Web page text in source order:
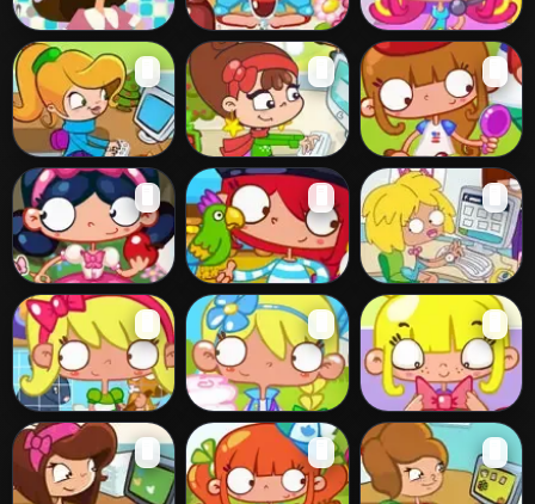
Restaurant
Slacking
Dinner Party
Slacking
Pop Star
Slacking
Office Slacking 6 Christmas
Slacking
Independence
Day Slacking
Fairy Tale
Slacking
Pirate Slacking Office Slacking 4
Pet Store
Slacking
Theme Park
Slacking
Mother's Day
Slacking